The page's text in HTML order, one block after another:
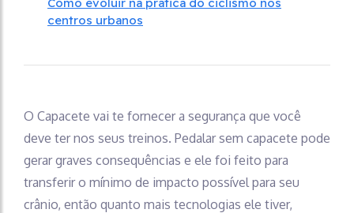
centros urbanos
O Capacete vai te fornecer a segurança que você
deve ter nos seus treinos. Pedalar sem capacete pode
gerar graves consequências e ele foi feito para
transferir o mínimo de impacto possível para seu
crânio, então quanto mais tecnologias ele tiver,